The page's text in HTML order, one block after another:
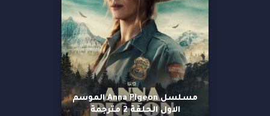
مسلسل Anna Pigeon الموسم
الاول الحلقة 2 مترجمة